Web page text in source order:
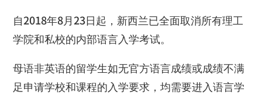
自2018年8月23日起，新西兰已全面取消所有理工
学院和私校的内部语言入学考试。
母语非英语的留学生如无官方语言成绩或成绩不满
足申请学校和课程的入学要求，均需要进入语言学